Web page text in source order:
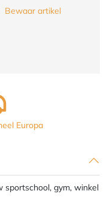
Bewaar artikel
Europa
sportschool, gym, winkel